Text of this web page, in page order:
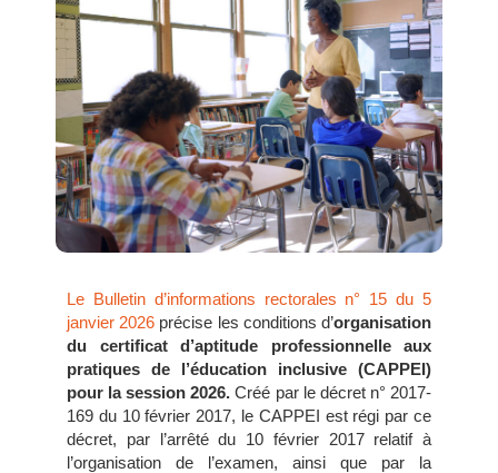
Le Bulletin d’informations rectorales n° 15 du 5
janvier 2026 précise les conditions d’organisation
du certificat d’aptitude professionnelle aux
pratiques de l’éducation inclusive (CAPPEI)
pour la session 2026. Créé par le décret n° 2017-
169 du 10 février 2017, le CAPPEI est régi par ce
décret, par l’arrêté du 10 février 2017 relatif à
l’organisation de l’examen, ainsi que par la